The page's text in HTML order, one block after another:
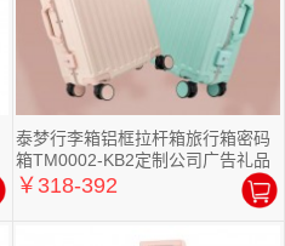
泰梦行李箱铝框拉杆箱旅行箱密码
箱TM0002-KB2定制公司广告礼品
￥318-392